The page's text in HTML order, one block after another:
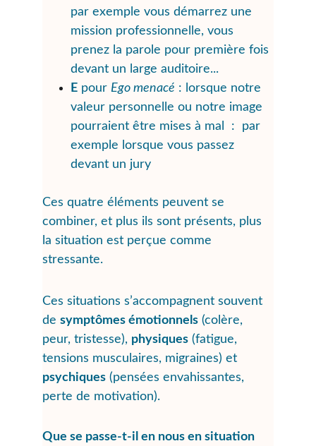
par exemple vous démarrez une
mission professionnelle, vous
prenez la parole pour première fois
devant un large auditoire...
E pour Ego menacé : lorsque notre
valeur personnelle ou notre image
pourraient être mises à mal  :  par
exemple lorsque vous passez
devant un jury
Ces quatre éléments peuvent se
combiner, et plus ils sont présents, plus
la situation est perçue comme
stressante.
Ces situations s’accompagnent souvent
de symptômes émotionnels (colère,
peur, tristesse), physiques (fatigue,
tensions musculaires, migraines) et
psychiques (pensées envahissantes,
perte de motivation).
Que se passe-t-il en nous en situation